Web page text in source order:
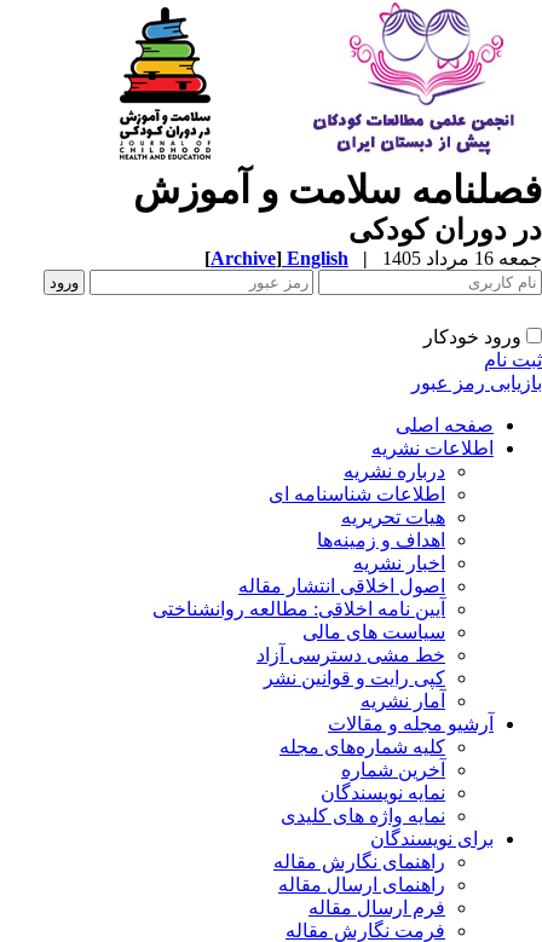
سلامت و آموزش
دوران کودکی
مرداد 1405 |
English
[Archive]
ورود خودکار
نام
رمز عبور
صفحه اصلی
اطلاعات نشریه
درباره نشریه
اطلاعات شناسنامه ای
هیات تحریریه
اهداف و زمینه‌ها
اخبار نشریه
اصول اخلاقی انتشار مقاله
آیین نامه اخلاقی: مطالعه روانشناختی
سیاست های مالی
خط مشی دسترسی آزاد
کپی رایت و قوانین نشر
آمار نشریه
آرشیو مجله و مقالات
کلیه شماره‌های مجله
آخرین شماره
نمایه نویسندگان
نمایه واژه های کلیدی
برای نویسندگان
راهنمای نگارش مقاله
راهنمای ارسال مقاله
فرم ارسال مقاله
فرمت نگارش مقاله